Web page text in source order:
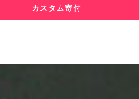
カスタム寄付